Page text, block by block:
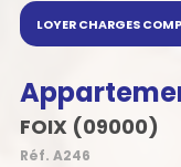
LOYER CHARGES
FOIX (09000)
Réf. A246